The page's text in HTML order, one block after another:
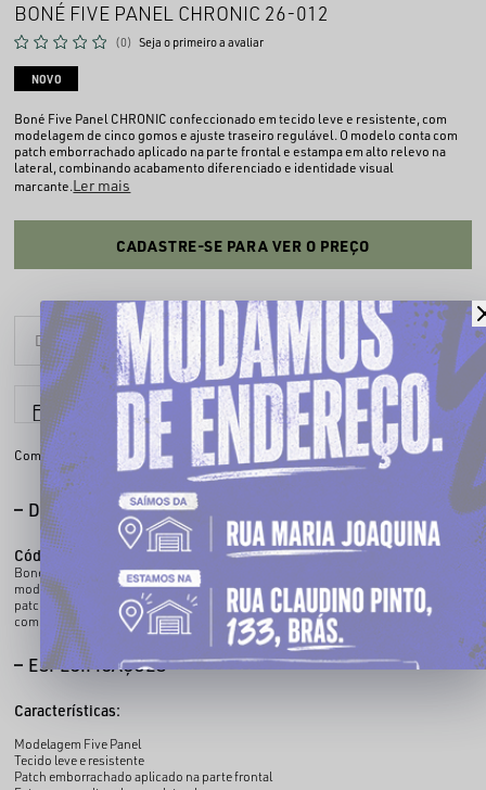
BONÉ FIVE PANEL CHRONIC 26-012
(0) Seja o primeiro a avaliar
NOVO
Boné Five Panel CHRONIC confeccionado em tecido leve e resistente, com
modelagem de cinco gomos e ajuste traseiro regulável. O modelo conta com
patch emborrachado aplicado na parte frontal e estampa em alto relevo na
lateral, combinando acabamento diferenciado e identidade visual
marcante.Ler mais
CADASTRE-SE PARA VER O PREÇO
Parcele em até 6x sem juros
Compartilhe:
DESCRIÇÃO COMPLETA
Código identificador (SKU):
702601201
Boné Five Panel CHRONIC confeccionado em tecido leve e resistente, com
modelagem de cinco gomos e ajuste traseiro regulável. O modelo conta com
patch emborrachado aplicado na parte frontal e estampa em alto relevo na lateral,
combinando acabamento diferenciado e identidade visual marcante.
ESPECIFICAÇÕES
Características:
Modelagem Five Panel
Tecido leve e resistente
Patch emborrachado aplicado na parte frontal